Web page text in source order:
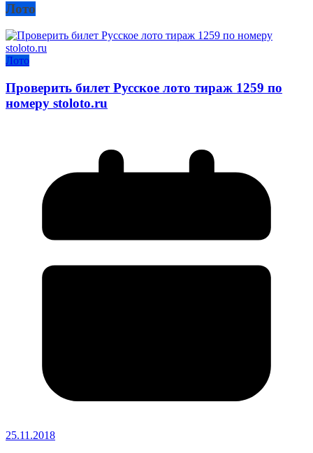
Лото
Лото
Проверить билет Русское лото тираж 1259 по
номеру stoloto.ru
25.11.2018